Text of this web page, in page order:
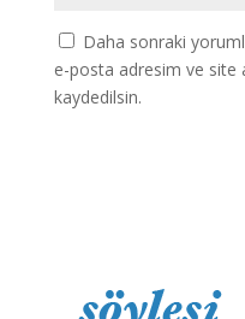
Daha sonraki
e-posta adresim ve site
kaydedilsin.